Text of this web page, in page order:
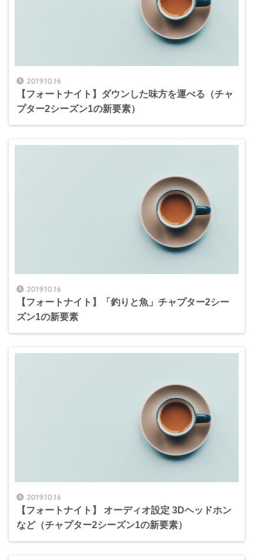
2019.10.16
【フォートナイト】ダウンした味方を運べる（チャ
プター2シーズン1の新要素）
2019.10.16
【フォートナイト】「釣りと魚」チャプター2シー
ズン1の新要素
2019.10.16
【フォートナイト】 オーディオ設定 3Dヘッドホン
など（チャプター2シーズン1の新要素）